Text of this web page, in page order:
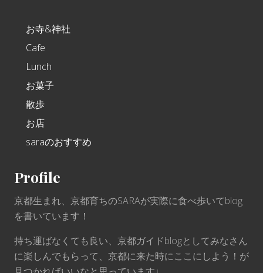
お寺&神社
Cafe
Lunch
お菓子
散歩
お店
saraのおすすめ
Profile
京都生まれ、京都育ちのSARAが実際に食べ歩いてblog
を書いています！
持ち運ばなくても良い、京都ガイドblogとしてみなさん
に楽しんでもらって、京都に来た時にここにしよう！が